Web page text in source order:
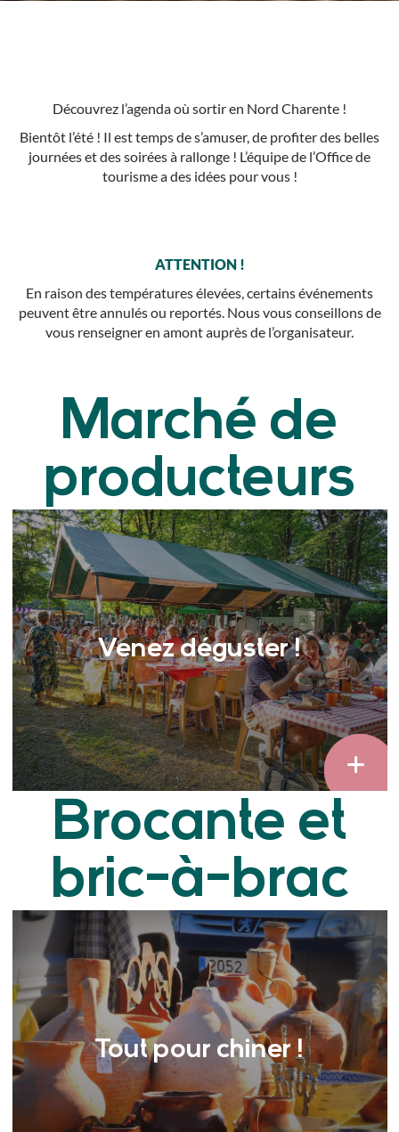
Découvrez l’agenda où sortir en Nord Charente !
Bientôt l’été ! Il est temps de s’amuser, de profiter des belles
journées et des soirées à rallonge ! L’équipe de l’Office de
tourisme a des idées pour vous !
ATTENTION !
En raison des températures élevées, certains événements
peuvent être annulés ou reportés. Nous vous conseillons de
vous renseigner en amont auprès de l’organisateur.
Marché de
producteurs
Venez déguster !
Brocante et
bric-à-brac
Tout pour chiner !